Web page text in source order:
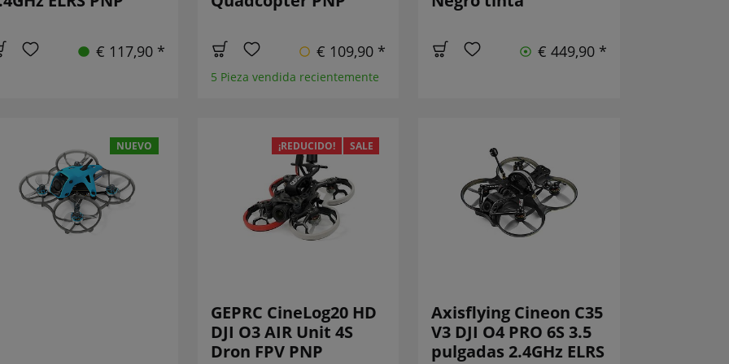
€ 117,90 * € 109,90 *
5 Pieza vendida recientemente
€ 449,90 *
NUEVO ¡REDUCIDO! SALE
GEPRC CineLog20 HD
DJI O3 AIR Unit 4S
Dron FPV PNP
Axisflying Cineon C35
V3 DJI O4 PRO 6S 3.5
pulgadas 2.4GHz ELRS